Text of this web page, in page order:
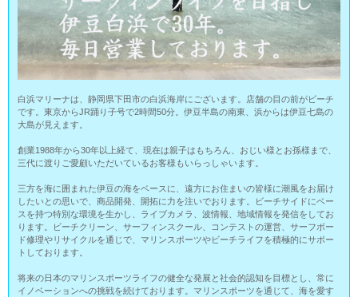
白浜マリーナは、静岡県下田市の白浜海岸にございます。店舗の目の前がビーチ
です。東京からJR踊り子号で2時間50分。伊豆半島の南東、浜からは伊豆七島の
大島が見えます。
創業1988年から30年以上経て、現在は親子はもちろん、おじい様とお孫様まで、
三代に渡りご愛顧いただいているお客様もいらっしゃいます。
三方を海に囲まれた伊豆の海をベースに、遠方にお住まいの皆様に潮風をお届け
したいとの思いで、商品開発、開拓に力を注いでおります。ビーチサイドにベー
スを持つ特別な環境を生かし、ライブカメラ、波情報、地域情報を発信をしてお
ります。ビーチクリーン、サーフィンスクール、コンテストの運営、サーフボー
ド修理やリサイクルを通じで、マリンスポーツやビーチライフを積極的にサポー
トしております。
将来の日本のマリンスポーツライフの健全な発展と社会的認知を目標とし、常に
イノベーションへの挑戦を続けております。マリンスポーツを通じて、海を愛す